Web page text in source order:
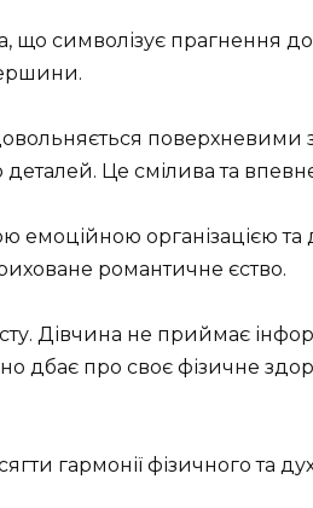
що символізує прагнення до
деталей. Це смілива та
емоційною організацією
романтичне єство.
Дівчина не приймає
дбає про своє фізичне
гармонії фізичного та